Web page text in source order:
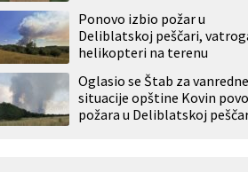
Ponovo izbio požar u
Deliblatskoj peščari,
helikopteri na terenu
Oglasio se Štab za vanredne
situacije opštine Kovin
požara u Deliblatskoj